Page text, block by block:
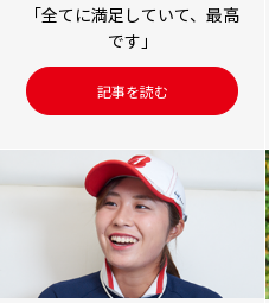
「全てに満足していて、最高
です」
記事を読む